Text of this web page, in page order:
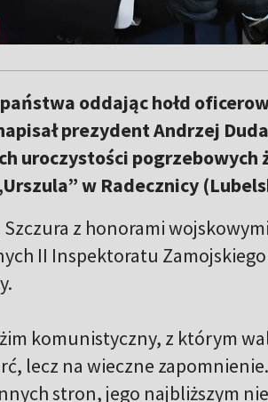
oddając hołd
prezydent Andrzej
uroczystości pogrzebowych
w Radecznicy
z honorami
II Inspektoratu
komunistyczny, z którym
lecz na wieczne
stron, jego najbliższym